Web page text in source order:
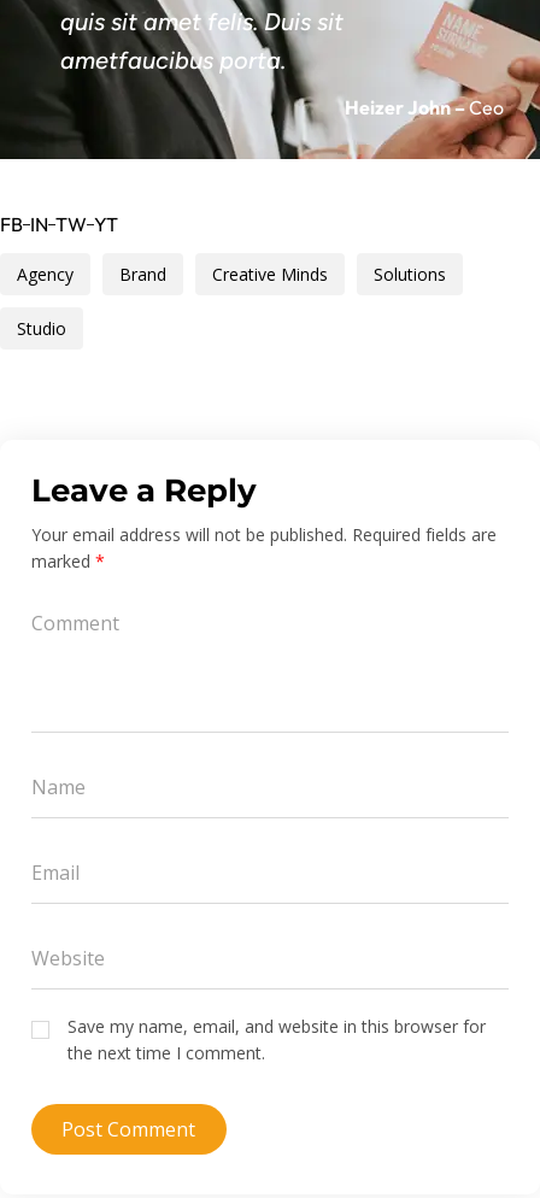
quis sit amet felis. Duis sit
ametfaucibus porta.
Heizer John –Ceo
Agency Brand Creative Minds Solutions
Studio
FB IN TW YT
Leave a Reply
Your email address will not be published. Required fields are
marked*
Save my name, email, and website in this browser for
the next time I comment.